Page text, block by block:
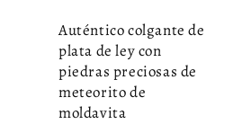
Auténtico colgante de
plata de ley con
piedras preciosas de
meteorito de
moldavita